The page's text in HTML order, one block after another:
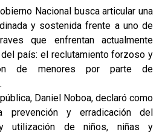
Nacional busca articular una
y sostenida frente a uno de
que enfrentan actualmente
país: el reclutamiento forzoso y
de menores por parte de
Daniel Noboa, declaró como
prevención y erradicación del
utilización de niños, niñas y